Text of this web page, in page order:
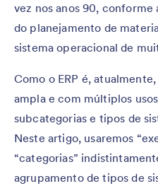
vez nos anos 90,
do planejamento de
sistema operacional de
Como o ERP é,
ampla e com múltiplos
subcategorias e tipos de
Neste artigo, usaremos
“categorias”
agrupamento de tipos de